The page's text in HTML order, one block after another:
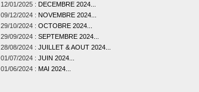
12/01/2025 : DECEMBRE 2024...
09/12/2024 : NOVEMBRE 2024...
29/10/2024 : OCTOBRE 2024...
29/09/2024 : SEPTEMBRE 2024...
28/08/2024 : JUILLET & AOUT 2024...
01/07/2024 : JUIN 2024...
01/06/2024 : MAI 2024...